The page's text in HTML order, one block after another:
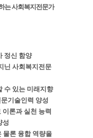
는 사회복지전문가
정신 함양
닌 사회복지전문
수 있는 미래지향
기술인력 양성
론과 실천 능력
성
물론 융합 역량을